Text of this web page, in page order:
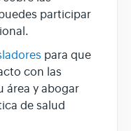
participar
para que
con las
área y abogar
de salud